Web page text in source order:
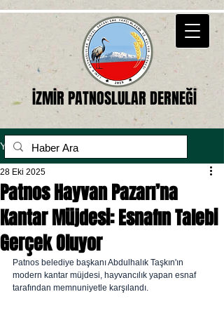
İZMİR PATNOSLULAR DERNEĞİ
Yazı
Patnos Hayvan Pazarı’na
Kantar Müjdesi: Esnafın Talebi
Gerçek Oluyor
28 Eki 2025
Patnos belediye başkanı Abdulhalık Taşkın'ın
modern kantar müjdesi, hayvancılık yapan esnaf
tarafından memnuniyetle karşılandı.